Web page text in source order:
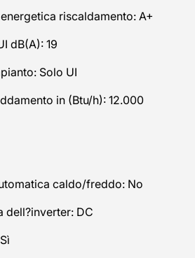
riscaldamento: A+
dB(A): 19
Solo UI
in (Btu/h): 12.000
caldo/freddo: No
dell?inverter: DC